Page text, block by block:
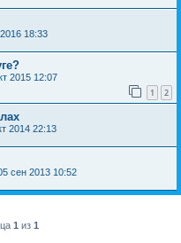
18:33
2015 12:07
1 2
2014 22:13
сен 2013 10:52
1из 1